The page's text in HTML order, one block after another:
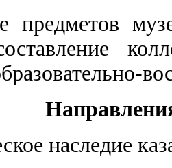
предметов
наследие